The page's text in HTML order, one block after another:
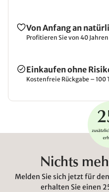
Von Anfang an
Profitieren Sie von 40
Einkaufen ohne
Kostenfreie Rückgabe – 100
Nichts
Melden Sie sich jetzt für
erhalten Sie einen